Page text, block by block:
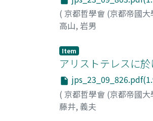
( 京都哲學會 (京都帝國大
高山, 岩男
Item
アリストテレスに
( 京都哲學會 (京都帝國大
藤井, 義夫